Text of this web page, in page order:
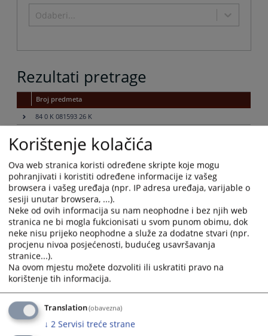
shortcuts
for
changing
to
get
changing
dates.
Odaberi...
Rezultati pretrage
Broj predmeta
84 0 K 081593 26 K
84 0 Pr 082820 26 Pr
84 0 Pr 083058 26 Pr
84 0 Pr 082907 26 Pr
84 0 O 083179 26 O
84 0 Pr 083182 26 Pr
84 0 Pr 082499 26 Pr
84 0 Pr 082505 26 Pr
84 0 Pr 083061 26 Pr
84 0 P 081344 26 P
84 0 Pr 082645 26 Pr
Korištenje kolačića
Ova web stranica koristi određene skripte koje mogu
pohranjivati i koristiti određene informacije iz vašeg
browsera i vašeg uređaja (npr. IP adresa uređaja, varijable o
sesiji unutar browsera, ...).
Neke od ovih informacija su nam neophodne i bez njih web
stranica ne bi mogla fukcionisati u svom punom obimu, dok
neke nisu prijeko neophodne a služe za dodatne stvari (npr.
procjenu nivoa posjećenosti, budućeg usavršavanja
stranice...).
Na ovom mjestu možete dozvoliti ili uskratiti pravo na
korištenje tih informacija.
Translation(obavezna)
↓ 2 Servisi treće strane